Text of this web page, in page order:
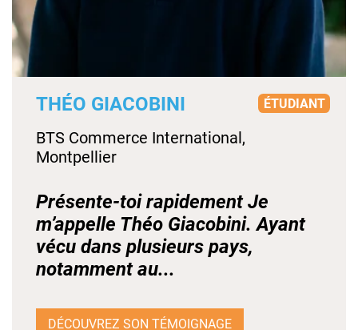
THÉO GIACOBINI ÉTUDIANT
BTS Commerce International,
Montpellier
Présente-toi rapidement Je
m’appelle Théo Giacobini. Ayant
vécu dans plusieurs pays,
notamment au...
DÉCOUVREZ SON TÉMOIGNAGE